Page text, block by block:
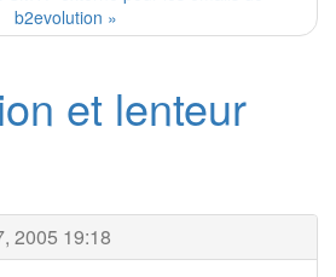
b2evolution »
et lenteur
2005 19:18